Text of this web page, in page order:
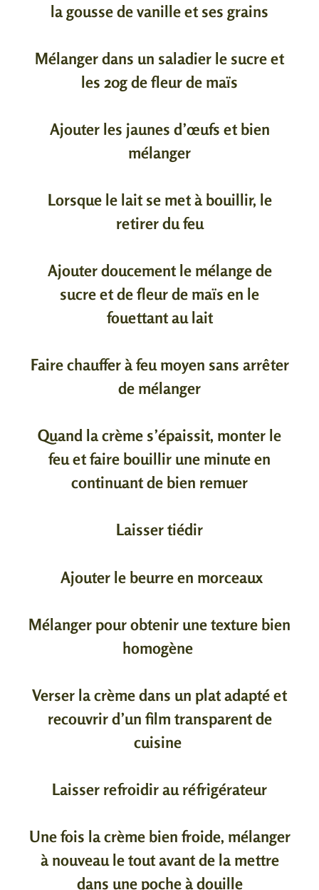
la gousse de vanille et ses grains
Mélanger dans un saladier le sucre et
les 20g de fleur de maïs
Ajouter les jaunes d’œufs et bien
mélanger
Lorsque le lait se met à bouillir, le
retirer du feu
Ajouter doucement le mélange de
sucre et de fleur de maïs en le
fouettant au lait
Faire chauffer à feu moyen sans arrêter
de mélanger
Quand la crème s’épaissit, monter le
feu et faire bouillir une minute en
continuant de bien remuer
Laisser tiédir
Ajouter le beurre en morceaux
Mélanger pour obtenir une texture bien
homogène
Verser la crème dans un plat adapté et
recouvrir d’un film transparent de
cuisine
Laisser refroidir au réfrigérateur
Une fois la crème bien froide, mélanger
à nouveau le tout avant de la mettre
dans une poche à douille